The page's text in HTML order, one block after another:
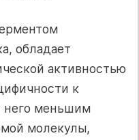
обладает
активностью
к
него меньшим
молекулы,